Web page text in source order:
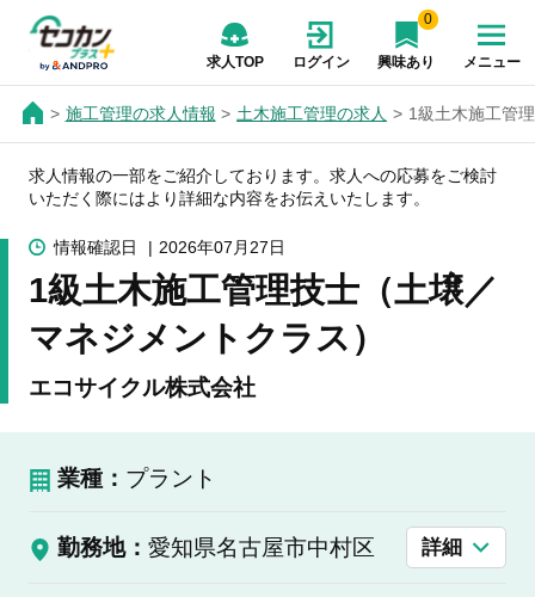
求人TOP ログイン
0
興味あり メニュー
施工管理の求人情報 土木施工管理の求人 1級土木施工管
求人情報の一部をご紹介しております。求人への応募をご検討
いただく際にはより詳細な内容をお伝えいたします。
情報確認日 2026年07月27日
1級土木施工管理技士（土壌／
マネジメントクラス）
エコサイクル株式会社
業種： プラント
勤務地： 愛知県名古屋市中村区 詳細